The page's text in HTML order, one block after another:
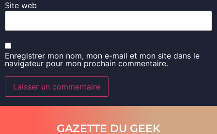
Site web
Enregistrer mon nom, mon e-mail et mon site dans le
navigateur pour mon prochain commentaire.
GAZETTE DU GEEK